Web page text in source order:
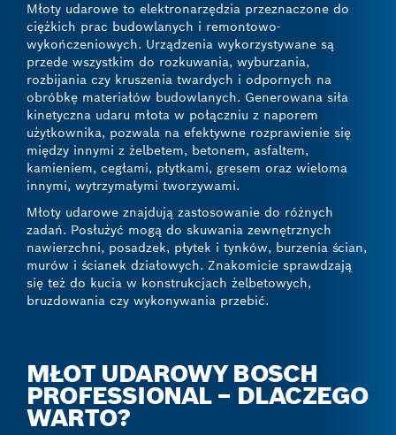
Młoty udarowe to elektronarzędzia przeznaczone do
ciężkich prac budowlanych i remontowo-
wykończeniowych. Urządzenia wykorzystywane są
przede wszystkim do rozkuwania, wyburzania,
rozbijania czy kruszenia twardych i odpornych na
obróbkę materiałów budowlanych. Generowana siła
kinetyczna udaru młota w połączniu z naporem
użytkownika, pozwala na efektywne rozprawienie się
między innymi z żelbetem, betonem, asfaltem,
kamieniem, cegłami, płytkami, gresem oraz wieloma
innymi, wytrzymałymi tworzywami.
Młoty udarowe znajdują zastosowanie do różnych
zadań. Posłużyć mogą do skuwania zewnętrznych
nawierzchni, posadzek, płytek i tynków, burzenia ścian,
murów i ścianek działowych. Znakomicie sprawdzają
się też do kucia w konstrukcjach żelbetowych,
bruzdowania czy wykonywania przebić.
MŁOT UDAROWY BOSCH
PROFESSIONAL – DLACZEGO
WARTO?